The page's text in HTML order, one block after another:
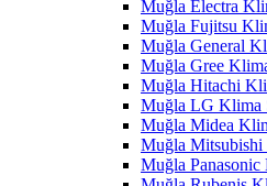
Muğla Electra
Muğla Fujitsu
Muğla General
Muğla Gree
Muğla Hitachi
Muğla LG Klima
Muğla Midea
Muğla Mitsubishi
Muğla